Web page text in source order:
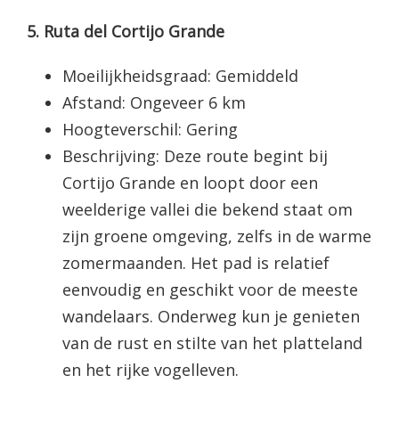
5. Ruta del Cortijo Grande
Moeilijkheidsgraad: Gemiddeld
Afstand: Ongeveer 6 km
Hoogteverschil: Gering
Beschrijving: Deze route begint bij
Cortijo Grande en loopt door een
weelderige vallei die bekend staat om
zijn groene omgeving, zelfs in de warme
zomermaanden. Het pad is relatief
eenvoudig en geschikt voor de meeste
wandelaars. Onderweg kun je genieten
van de rust en stilte van het platteland
en het rijke vogelleven.